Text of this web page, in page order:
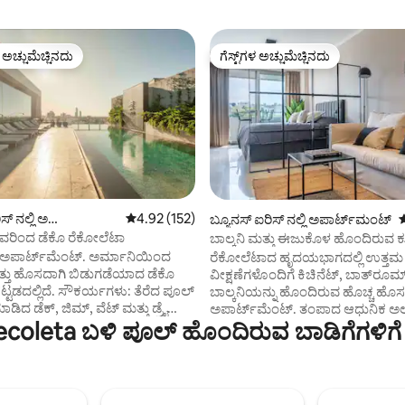
338 ವಿಮರ್ಶೆಗಳು
ಹೆಚ್ಚು ಅಚ್ಚುಮೆಚ್ಚಿನದು
ನಲ್ಲಿ ಅ
5 ರಲ್ಲಿ 4.92 ಸರಾಸರಿ ರೇಟಿಂಗ್, 152 ವಿಮರ್ಶೆಗಳು
4.92 (152)
ಡೆಕೊ ರೆಕೋಲೆಟಾ
ಅಪಾರ್ಟ್‌ಮೆಂಟ್. ಅರ್ಮಾನಿಯಿಂದ
ಹೊಸದಾಗಿ ಬಿಡುಗಡೆಯಾದ ಡೆಕೊ
ತೆರೆದ ಪೂಲ್
ಡೆಕ್, ಜಿಮ್, ವೆಟ್ ಮತ್ತು ಡ್ರೈ
ಮಸಾಜ್ ರೂಮ್, ಲಾಂಡ್ರಿ. 24-
ಟಿವಿ, ಎಸಿ
ಗೆಸ್ಟ್‌ಗಳ ಅಚ್ಚುಮೆಚ್ಚಿನದು
ಗೆಸ್ಟ್‌ಗಳ ಅಚ್ಚುಮೆಚ್ಚಿನದು
ಬ್ಯೂನಸ್ ಐರಿಸ್ ನಲ್ಲಿ ಅಪಾರ್ಟ್‌ಮಂಟ್
ಬಾಲ್ಕನಿ ಮತ್ತು ಈಜುಕೊಳ ಹೊಂದಿರುವ
ರೆಕೋಲೆಟಾ ಸ್ಟುಡಿಯೋ
ರೆಕೋಲೆಟಾದ ಹೃದಯಭಾಗದಲ್ಲಿ ಉತ್ತಮ
ವೀಕ್ಷಣೆಗಳೊಂದಿಗೆ ಕಿಚಿನೆಟ್, ಬಾತ್‌ರೂಮ್
ಬಾಲ್ಕನಿಯನ್ನು ಹೊಂದಿರುವ ಹೊಚ್ಚ
ಅಪಾರ್ಟ್‌ಮೆಂಟ್. ತಂಪಾದ ಆಧುನಿಕ ಅಲಂಕಾರ,
ಸಂಪೂರ್ಣವಾಗಿ ಸುಸಜ್ಜಿತ ಮತ್ತು ಸುರಕ್ಷಿತ. ಕೇಬಲ್
ಮತ್ತು ನೆಟ್‌ಫ್ಲಿಕ್ಸ್‌ನೊಂದಿಗೆ ಸ್ಮಾರ್ಟ್‌ಟಿವಿ
ಬಳಿ ಪೂಲ್ ಹೊಂದಿರುವ